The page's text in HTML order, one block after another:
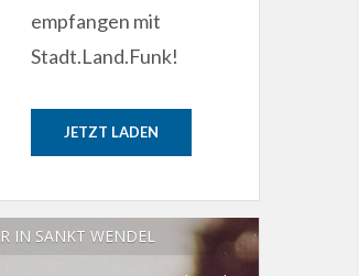
empfangen mit
Stadt.Land.Funk!
JETZT LADEN
IN SANKT WENDEL